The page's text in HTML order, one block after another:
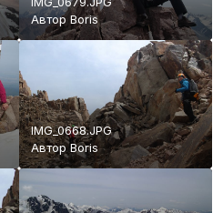
Автор Boris
IMG_0668.JPG
АвторBoris